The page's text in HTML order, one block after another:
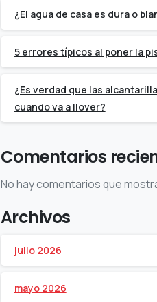
¿El agua de casa es dura o
5 errores típicos al poner la
¿Es verdad que las
cuando va a llover?
Comentarios
No hay comentarios que
Archivos
julio 2026
mayo 2026